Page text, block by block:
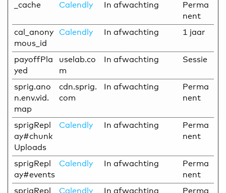
_cache
Calendly In afwachting
Perma
nent
cal_anony
mous_id
Calendly In afwachting 1 jaar
payoffPla
yed
uselab.co
m
In afwachting Sessie
sprig.ano
n.env.vid.
map
cdn.sprig.
com
In afwachting
Perma
nent
sprigRepl
ay#chunk
Uploads
Calendly In afwachting
Perma
nent
sprigRepl
ay#events
Calendly In afwachting
Perma
nent
sprigRepl
Calendly In afwachting
Perma